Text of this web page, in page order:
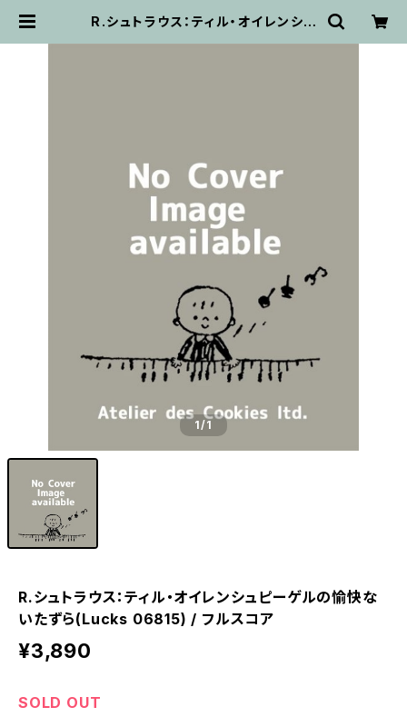
R.シュトラウス：ティル・オイレンシュ
1/1
R.シュトラウス：ティル・オイレンシュピーゲルの愉快な
いたずら(Lucks 06815) / フルスコア
¥3,890
SOLD OUT